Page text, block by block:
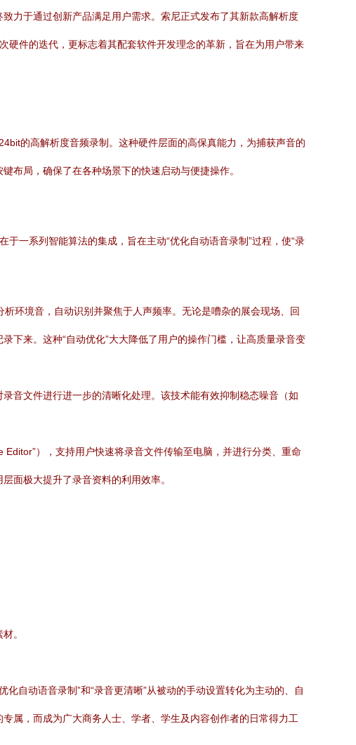
力于通过创新产品满足用户需求。索尼正式发布了其新款高解析度
件的迭代，更标志着其配套软件开发理念的革新，旨在为用户带来
的高解析度音频录制。这种硬件层面的高保真能力，为捕获声音的
局，确保了在各种场景下的快速启动与便捷操作。
一系列智能算法的集成，旨在主动“优化自动语音录制”过程，使“录
环境音，自动识别并聚焦于人声频率。无论是嘈杂的展会现场、回
下来。这种“自动优化”大大降低了用户的操作门槛，让高质量录音变
音文件进行进一步的清晰化处理。该技术能有效抑制稳态噪音（如
），支持用户快速将录音文件传输至电脑，并进行分类、重命
面极大提升了录音资料的利用效率。
。
自动语音录制”和“录音更清晰”从被动的手动设置转化为主动的、自
属，而成为广大商务人士、学者、学生及内容创作者的日常得力工